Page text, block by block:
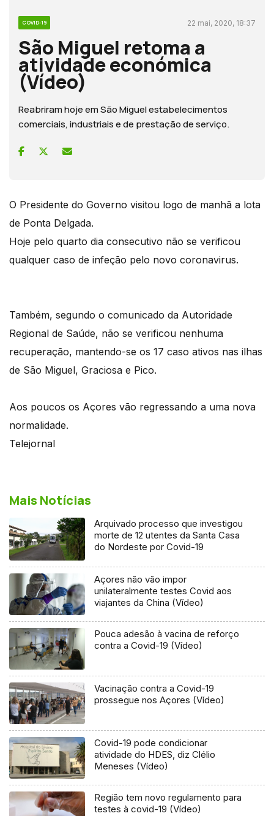
COVID-19 22 mai, 2020, 18:37
São Miguel retoma a
atividade económica
(Vídeo)
Reabriram hoje em São Miguel estabelecimentos
comerciais, industriais e de prestação de serviço.
O Presidente do Governo visitou logo de manhã a lota
de Ponta Delgada.
Hoje pelo quarto dia consecutivo não se verificou
qualquer caso de infeção pelo novo coronavirus.
Também, segundo o comunicado da Autoridade
Regional de Saúde, não se verificou nenhuma
recuperação, mantendo-se os 17 caso ativos nas ilhas
de São Miguel, Graciosa e Pico.
Aos poucos os Açores vão regressando a uma nova
normalidade.
Telejornal
Mais Notícias
Arquivado processo que investigou
morte de 12 utentes da Santa Casa
do Nordeste por Covid-19
Açores não vão impor
unilateralmente testes Covid aos
viajantes da China (Vídeo)
Pouca adesão à vacina de reforço
contra a Covid-19 (Vídeo)
Vacinação contra a Covid-19
prossegue nos Açores (Vídeo)
Covid-19 pode condicionar
atividade do HDES, diz Clélio
Meneses (Vídeo)
Região tem novo regulamento para
testes à covid-19 (Vídeo)